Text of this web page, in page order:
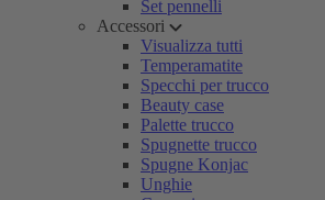
Set pennelli
Accessori
Visualizza tutti
Temperamatite
Specchi per trucco
Beauty case
Palette trucco
Spugnette trucco
Spugne Konjac
Unghie